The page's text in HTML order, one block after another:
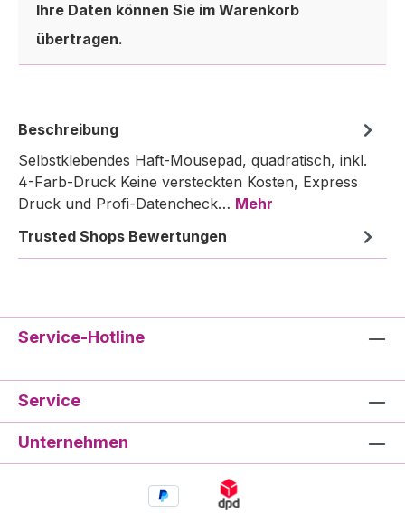
Ab 2000 3,50 €
Ihre Daten können Sie im Warenkorb
übertragen.
Beschreibung
Selbstklebendes Haft-Mousepad, quadratisch, inkl.
4-Farb-Druck Keine versteckten Kosten, Express
Druck und Profi-Datencheck… Mehr
Trusted Shops Bewertungen
Service-Hotline
Service
Unternehmen